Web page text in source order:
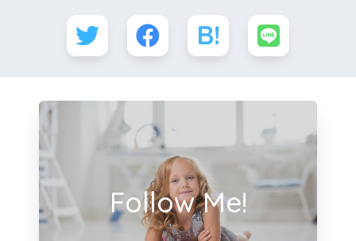
Follow Me!